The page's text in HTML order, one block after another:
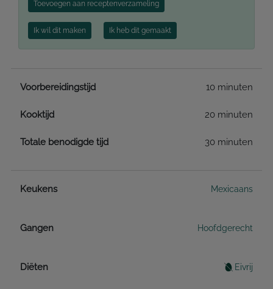
Toevoegen aan receptenverzameling
Ik wil dit maken Ik heb dit gemaakt
Voorbereidingstijd 10 minuten
Kooktijd 20 minuten
Totale benodigde tijd 30 minuten
Keukens Mexicaans
Gangen Hoofdgerecht
Diëten Eivrij